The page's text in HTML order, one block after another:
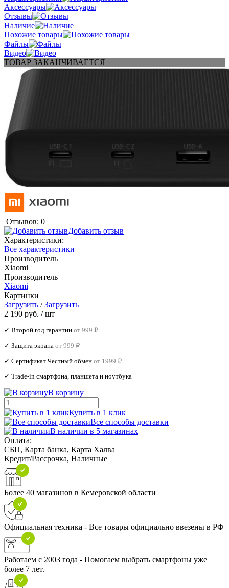
Аксессуары
Отзывы
Наличие
Похожие товары
Файлы
Видео
ТОВАР ЗАКАНЧИВАЕТСЯ
Отзывов: 0
Добавить отзыв
Характеристики:
Все характеристики
Производитель
Xiaomi
Производитель
Xiaomi
Картинки
Загрузить /Загрузить
2 190 руб. / шт
✓ Второй год гарантии от 999 ₽
✓ Защита экрана от 999 ₽
✓ Сертификат Честный обмен от 1999 ₽
✓ Trade‑in смартфона, планшета и ноутбука
В корзину
Купить в 1 клик
Все способы доставки
В наличии в 5 магазинах
Оплата:
СБП, Карта банка, Карта Халва
Кредит/Рассрочка, Наличные
Более 40 магазинов в Кемеровской области
Официальная техника - Все товары официально ввезены в РФ
Работаем с 2003 года - Помогаем выбрать смартфоны уже
более 7 лет.